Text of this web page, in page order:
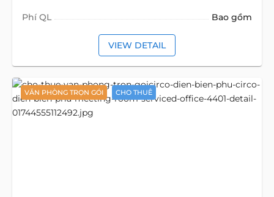
Phí QL Bao gồm
VIEW DETAIL
VĂN PHÒNG TRỌN GÓI CHO THUÊ